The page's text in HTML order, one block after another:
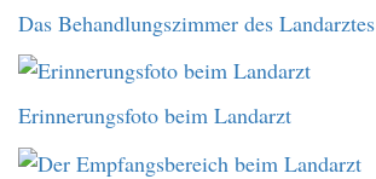
Das Behandlungszimmer des Landarztes
Erinnerungsfoto beim Landarzt